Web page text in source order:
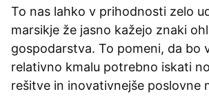
To nas lahko v prihodnosti zelo
marsikje že jasno kažejo znaki
gospodarstva. To pomeni, da bo
relativno kmalu potrebno iskati
rešitve in inovativnejše poslovne